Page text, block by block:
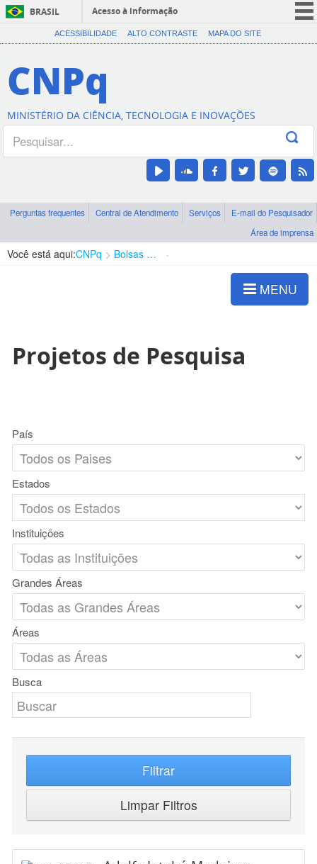
BRASIL
Acesso à informação
CORONAVÍRUS (COVID-19)
Canais
ACESSIBILIDADE ALTO CONTRASTE MAPA DO SITE
CNPq
MINISTÉRIO DA CIÊNCIA, TECNOLOGIA E INOVAÇÕES
Perguntas frequentes Central de Atendimento Serviços
E-mail do Pesquisador
Área de imprensa
Você está aqui:CNPq Bolsas e Auxílios Vigentes
MENU
Projetos de Pesquisa
País
Estados
Instituições
Grandes Áreas
Áreas
Busca
Filtrar
Limpar Filtros